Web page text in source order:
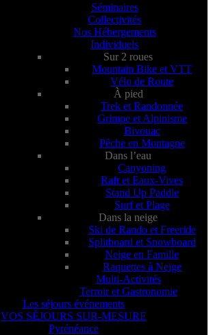
Séminaires
Collectivités
Nos Hébergements
Individuels
Sur 2 roues
Mountain Bike et VTT
Vélo de Route
À pied
Trek et Randonnée
Grimpe et Alpinisme
Bivouac
Pêche en Montagne
Dans l’eau
Canyoning
Raft et Eaux-Vives
Stand Up Paddle
Surf et Plage
Dans la neige
Ski de Rando et Freeride
Splitboard et Snowboard
Neige en Famille
Raquettes à Neige
Multi-Activités
Terroir et Gastronomie
Les séjours événements
VOS SÉJOURS SUR-MESURE
Pyrénéance